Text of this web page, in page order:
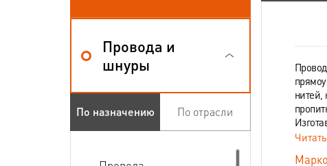
Провода и
шнуры
По назначению По отрасли